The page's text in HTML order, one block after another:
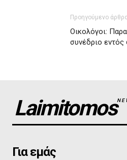
Προηγούμενο
Οικολόγοι:
συνέδριο
Laimitomos
Για εμάς